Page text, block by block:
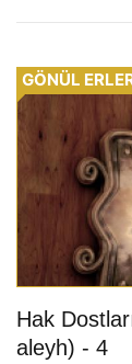
GÖNÜL
Hak
aleyh) - 4